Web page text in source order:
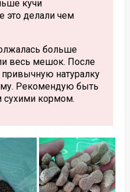
кучи
это делали чем
больше
весь мешок. После
привычную натуралку
Рекомендую быть
сухими кормом.